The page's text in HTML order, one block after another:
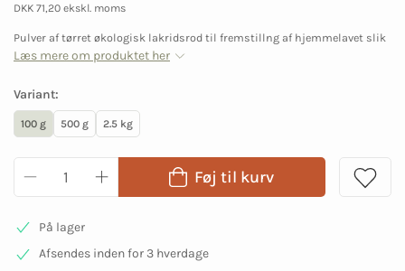
DKK 71,20 ekskl. moms
Pulver af tørret økologisk lakridsrod til fremstillng af hjemmelavet slik
Læs mere om produktet her
Variant:
100 g 500 g 2.5 kg
Føj til kurv
På lager
Afsendes inden for 3 hverdage